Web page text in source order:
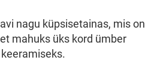
nagu küpsisetainas, mis on
mahuks üks kord ümber